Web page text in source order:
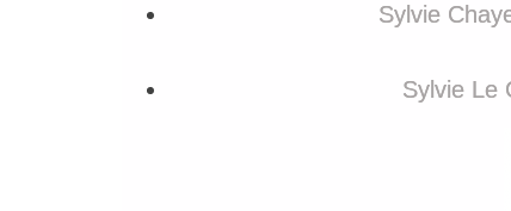
Sylvie
Sylvie Le